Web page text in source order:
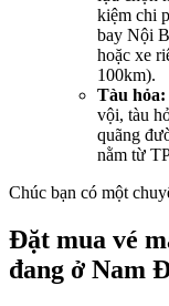
kiệm chi
bay Nội
hoặc xe
100km).
Tàu hỏa:
vội, tàu
quãng
nằm từ
Chúc bạn có một
Đặt mua vé
đang ở Nam